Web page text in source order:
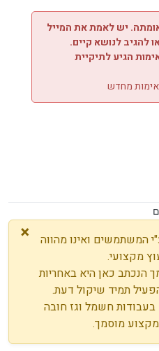
יש לאמת את המייל
להגיב לנושא קיים.
הגיע לתיקיית
אימות מחדש
×
המשתמשים ואינו מהווה
מקצועי.
הנכתב כאן היא באחריות
תמיד שיקול דעת.
חשמל וגז חובה
מוסמך.